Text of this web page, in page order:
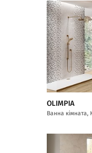
OLIMPIA
Ванна кімната,